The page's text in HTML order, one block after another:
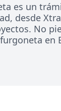
es un
desde
No
en